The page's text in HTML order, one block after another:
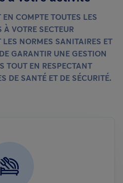
COMPTE TOUTES LES
VOTRE SECTEUR
NORMES SANITAIRES ET
GARANTIR UNE GESTION
TOUT EN RESPECTANT
DE SANTÉ ET DE SÉCURITÉ.